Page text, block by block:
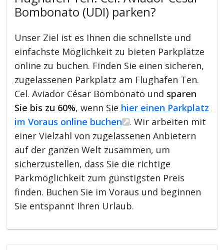
Bombonato (UDI) parken?
Unser Ziel ist es Ihnen die schnellste und
einfachste Möglichkeit zu bieten Parkplätze
online zu buchen. Finden Sie einen sicheren,
zugelassenen Parkplatz am Flughafen Ten.
Cel. Aviador César Bombonato und sparen
Sie bis zu 60%, wenn Sie hier einen Parkplatz
im Voraus online buchen
. Wir arbeiten mit
einer Vielzahl von zugelassenen Anbietern
auf der ganzen Welt zusammen, um
sicherzustellen, dass Sie die richtige
Parkmöglichkeit zum günstigsten Preis
finden. Buchen Sie im Voraus und beginnen
Sie entspannt Ihren Urlaub.